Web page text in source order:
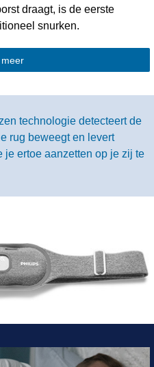
draagt, is de eerste
snurken.
technologie detecteert de
rug beweegt en levert
ertoe aanzetten op je zij te